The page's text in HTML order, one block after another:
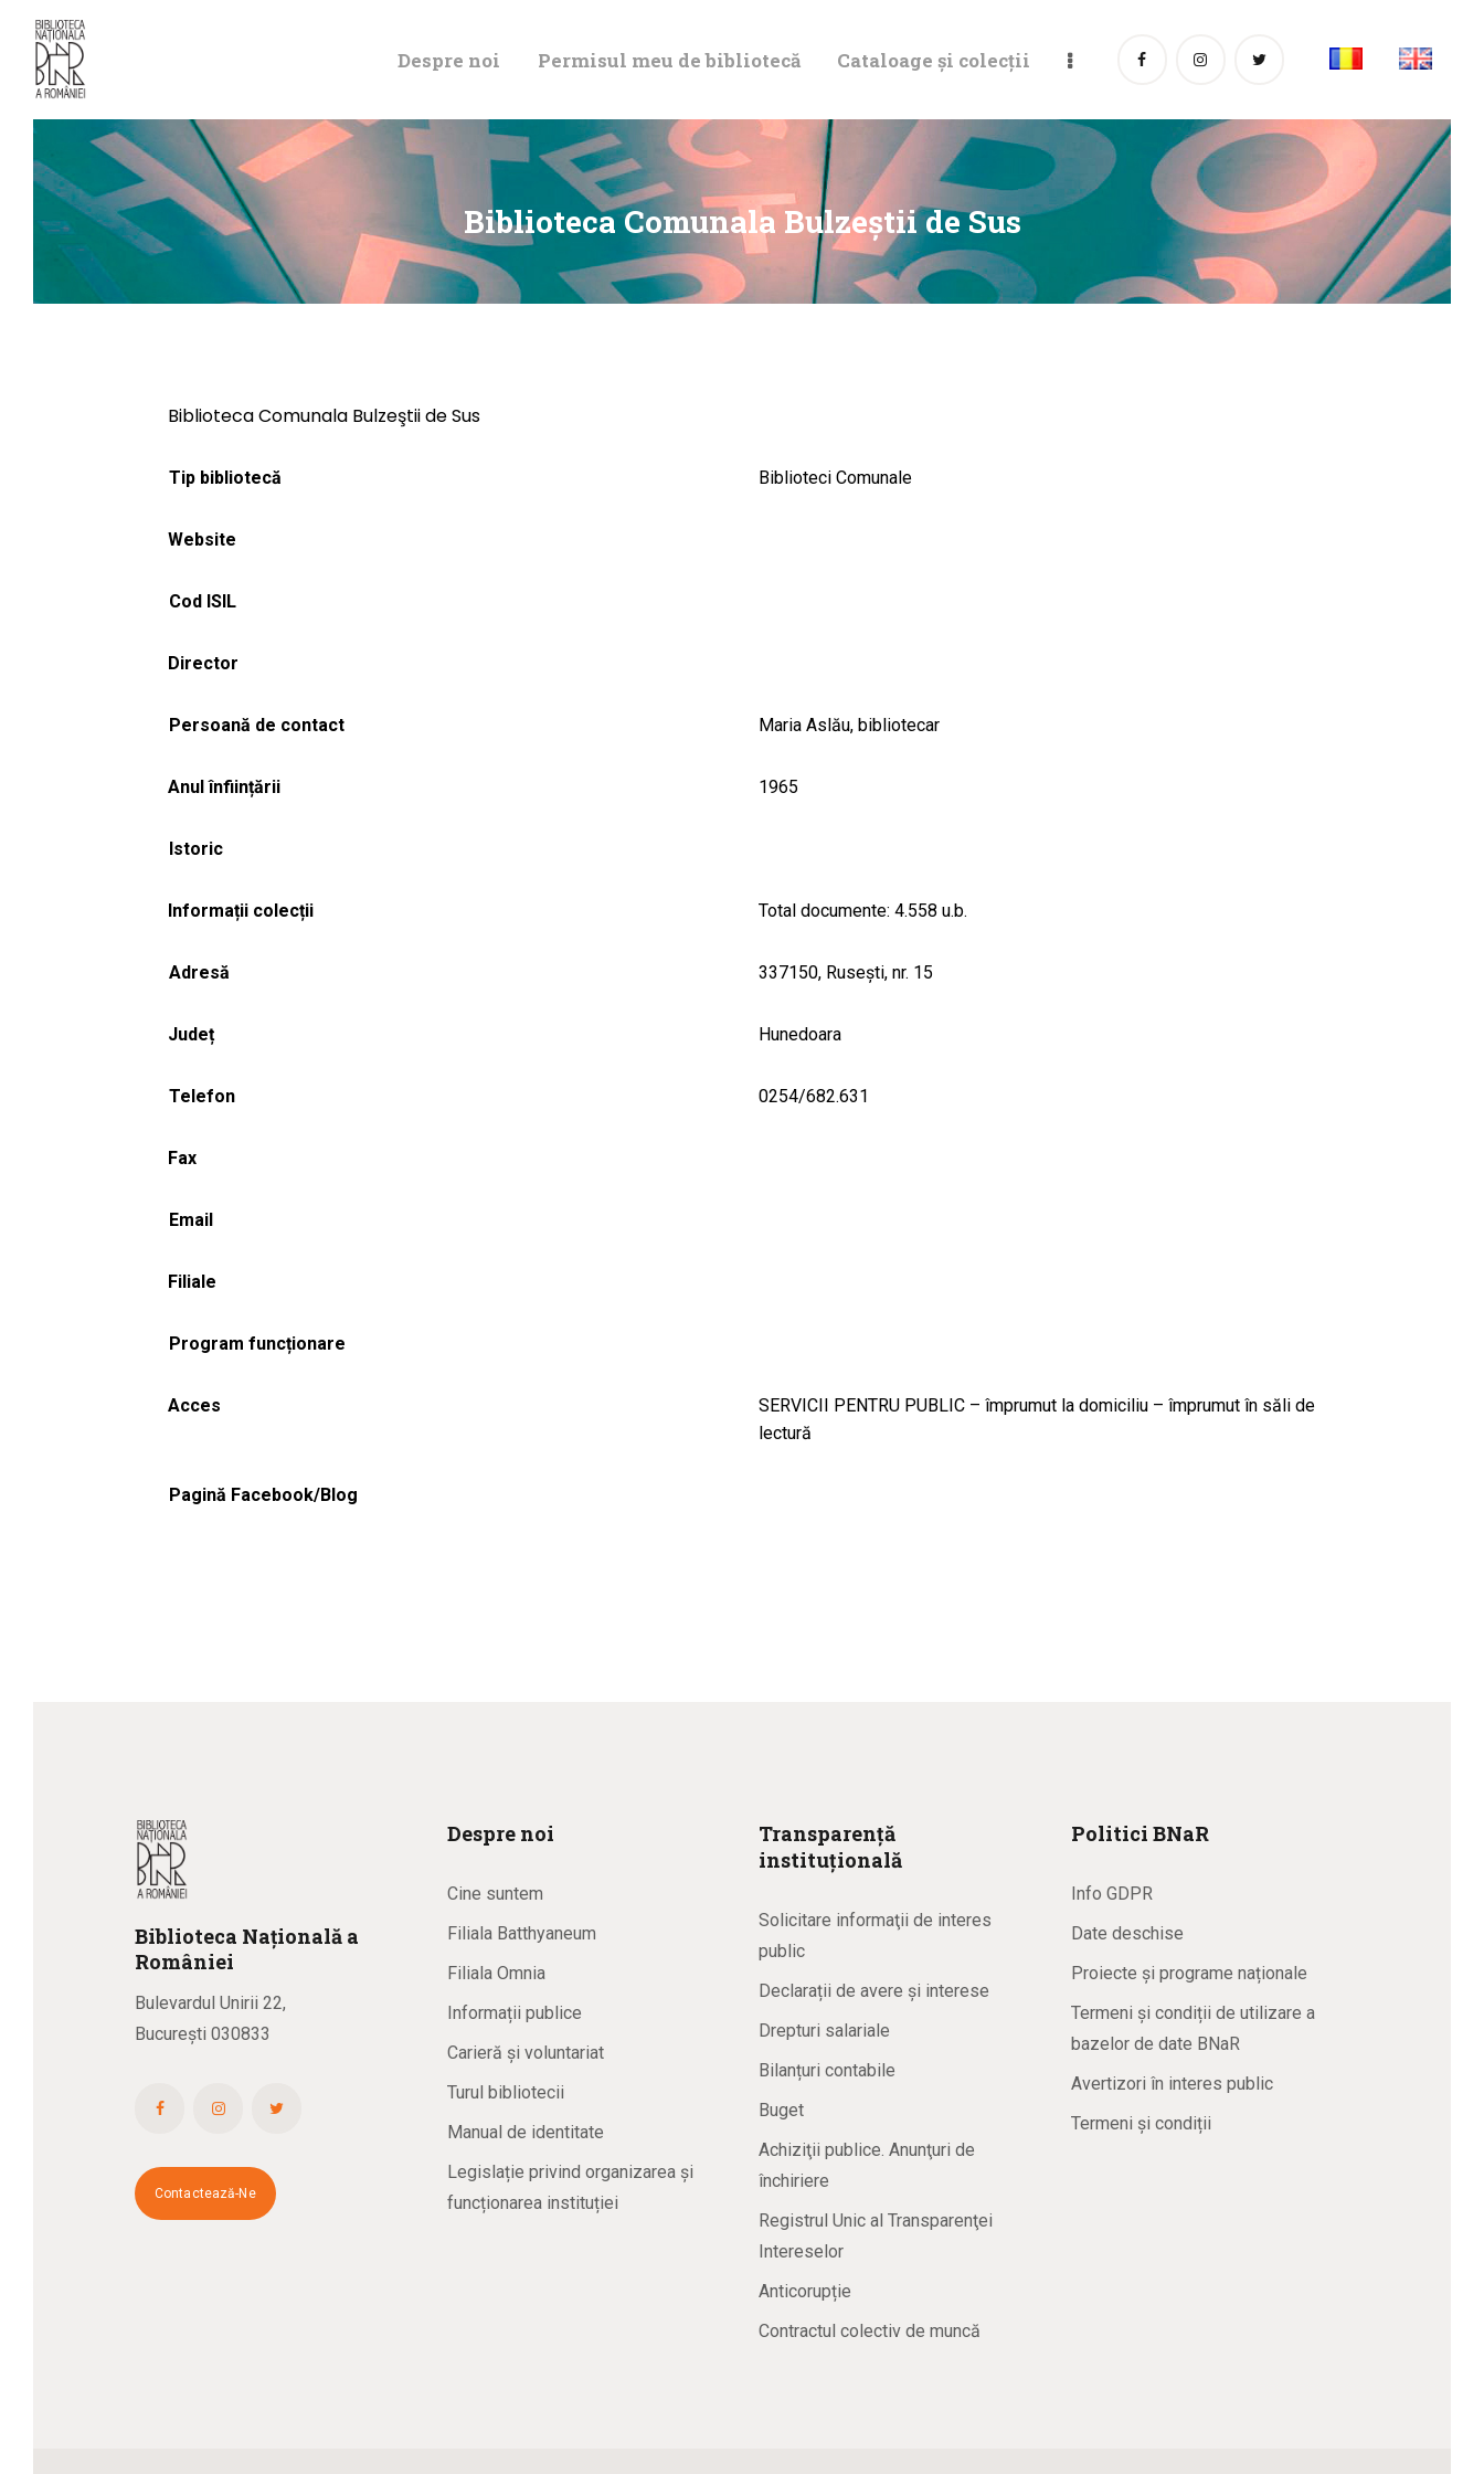
Despre noi Permisul meu de bibliotecă Cataloage și colecții
Biblioteca Comunala Bulzeştii de Sus
DE BIBLIOTECĂ
CATALOAGE ȘI
COLECȚII
Biblioteca Comunala Bulzeştii de Sus
Tip bibliotecă Biblioteci Comunale
Website
Cod ISIL
Director
Persoană de contact Maria Aslău, bibliotecar
Anul înființării 1965
Istoric
Informații colecții Total documente: 4.558 u.b.
Adresă 337150, Ruseşti, nr. 15
Județ Hunedoara
Telefon 0254/682.631
Fax
Email
Filiale
Program funcționare
Acces
SERVICII PENTRU PUBLIC – împrumut la domiciliu – împrumut în săli de
lectură
Pagină Facebook/Blog
Biblioteca Națională a
României
Bulevardul Unirii 22,
București 030833
Contactează-Ne
Despre noi
Cine suntem
Filiala Batthyaneum
Filiala Omnia
Informații publice
Carieră și voluntariat
Turul bibliotecii
Manual de identitate
Legislație privind organizarea și
funcționarea instituției
Transparență
instituțională
Solicitare informaţii de interes
public
Declarații de avere și interese
Drepturi salariale
Bilanțuri contabile
Buget
Achiziţii publice. Anunţuri de
închiriere
Registrul Unic al Transparenţei
Intereselor
Anticorupție
Contractul colectiv de muncă
Politici BNaR
Info GDPR
Date deschise
Proiecte și programe naționale
Termeni și condiții de utilizare a
bazelor de date BNaR
Avertizori în interes public
Termeni și condiții